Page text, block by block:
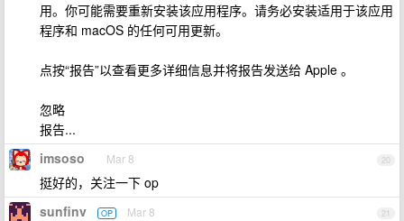
用。你可能需要重新安装该应用程序。请务必安装适用于该应用
程序和 macOS 的任何可用更新。
点按“报告”以查看更多详细信息并将报告发送给 Apple 。
忽略
报告...
20
imsoso Mar 8
挺好的，关注一下 op
21
sunfinv OP Mar 8